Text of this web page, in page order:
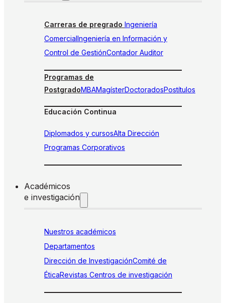
Carreras de pregrado Ingeniería
ComercialIngeniería en Información y
Control de GestiónContador Auditor
Programas de
PostgradoMBAMagísterDoctoradosPostítulos
Educación Continua
Diplomados y cursosAlta Dirección
Programas Corporativos
Académicos
e investigación
Nuestros académicos
Departamentos
Dirección de InvestigaciónComité de
ÉticaRevistas Centros de investigación